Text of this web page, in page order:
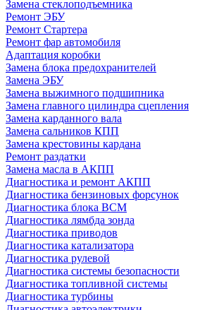
Замена стеклоподъемника
Ремонт ЭБУ
Ремонт Стартера
Ремонт фар автомобиля
Адаптация коробки
Замена блока предохранителей
Замена ЭБУ
Замена выжимного подшипника
Замена главного цилиндра сцепления
Замена карданного вала
Замена сальников КПП
Замена крестовины кардана
Ремонт раздатки
Замена масла в АКПП
Диагностика и ремонт АКПП
Диагностика бензиновых форсунок
Диагностика блока BCM
Диагностика лямбда зонда
Диагностика приводов
Диагностика катализатора
Диагностика рулевой
Диагностика системы безопасности
Диагностика топливной системы
Диагностика турбины